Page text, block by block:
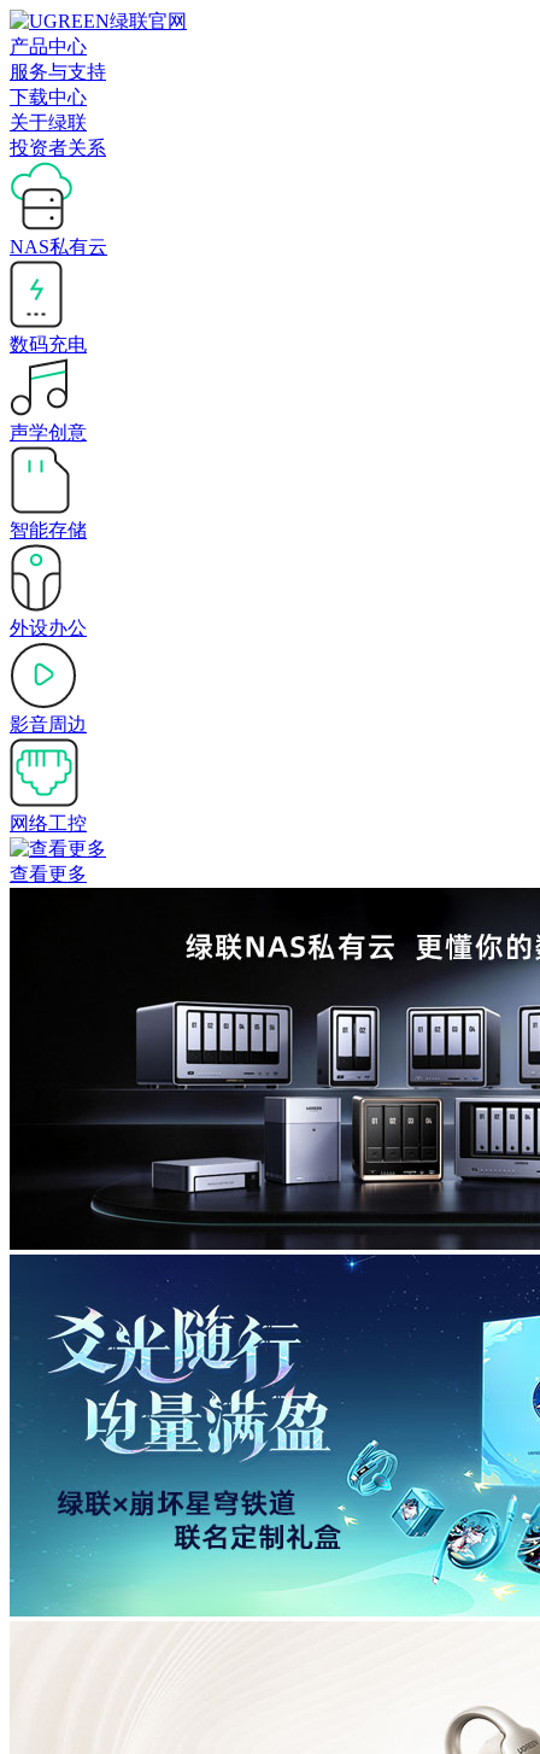
产品中心
服务与支持
下载中心
关于绿联
投资者关系
NAS私有云
数码充电
声学创意
智能存储
外设办公
影音周边
网络工控
查看更多